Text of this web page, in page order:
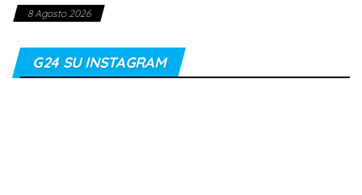
8 Agosto 2026
G24 SU INSTAGRAM